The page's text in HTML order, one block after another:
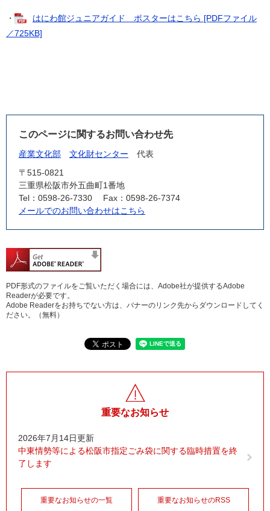
・
はにわ館ジュニアガイド ポスターはこちら [PDFファイル
／725KB]
このページに関するお問い合わせ先
産業文化部 文化財センター
代表
〒515-0821
三重県松阪市外五曲町1番地
Tel：0598-26-7330
Fax：0598-26-7374
メールでのお問い合わせはこちら
PDF形式のファイルをご覧いただく場合には、Adobe社が提供するAdobe
Readerが必要です。
Adobe Readerをお持ちでない方は、バナーのリンク先からダウンロードしてく
ださい。（無料）
重要なお知らせ
2026年7月14日更新
中東情勢等による松阪市指定ごみ袋に関する臨時措置を終
了します
重要なお知らせの一覧 重要なお知らせのRSS